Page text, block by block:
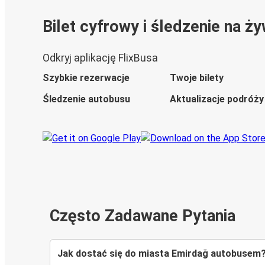
Bilet cyfrowy i śledzenie na
Odkryj aplikację FlixBusa
Szybkie rezerwacje
Twoje bilety
Śledzenie autobusu
Aktualizacje podróży
Często Zadawane Pytania
Jak dostać się do miasta Emirdağ autobusem?